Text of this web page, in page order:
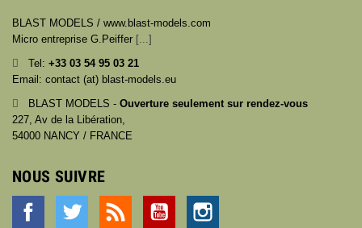
BLAST MODELS / www.blast-models.com
Micro entreprise G.Peiffer [...]
Tel: +33 03 54 95 03 21
Email: contact (at) blast-models.eu
BLAST MODELS - Ouverture seulement sur rendez-vous
227, Av de la Libération,
54000 NANCY / FRANCE
NOUS SUIVRE
Facebook Twitter YouTube